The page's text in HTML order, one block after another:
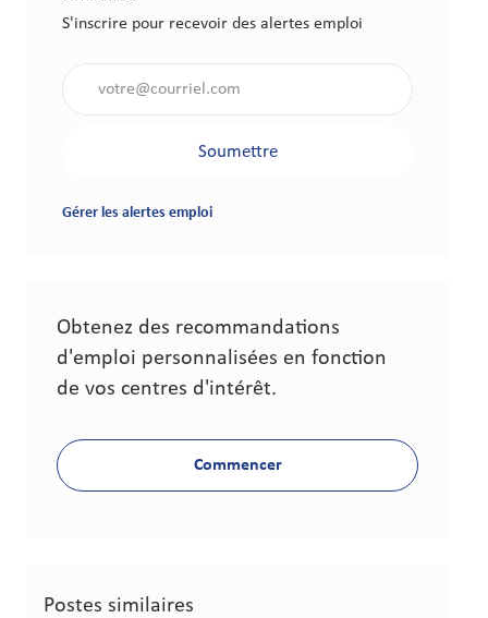
S'inscrire pour recevoir des alertes emploi
Soumettre
Gérer les alertes emploi
Obtenez des recommandations
d'emploi personnalisées en fonction
de vos centres d'intérêt.
Commencer
Postes similaires